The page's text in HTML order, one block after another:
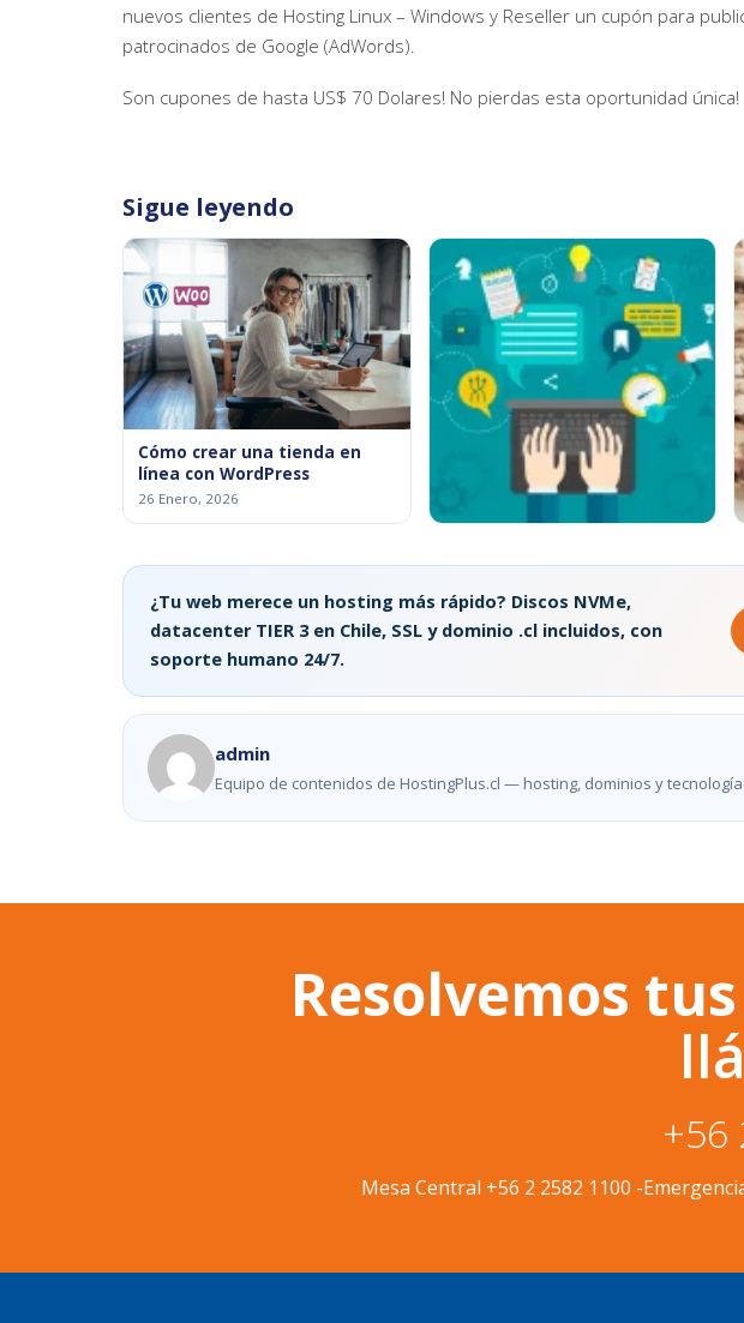
nuevos clientes de Hosting Linux – Windows y Reseller un cupón para
patrocinados de Google (AdWords).
Son cupones de hasta US$ 70 Dolares! No pierdas esta oportunidad única!
Sigue leyendo
Cómo crear una tienda en
línea con WordPress
26 Enero, 2026
Persuasivas para el Éxito en
14 Febrero, 2024
¿Tu web merece un hosting más rápido? Discos NVMe,
datacenter TIER 3 en Chile, SSL y dominio .cl incluidos, con
soporte humano 24/7.
admin
Equipo de contenidos de HostingPlus.cl — hosting, dominios y
Resolvemos
+56
Mesa Central +56 2 2582 1100 -